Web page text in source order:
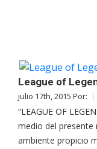
League of
julio 17th, 2015 Por:
“LEAGUE OF
medio del
ambiente propicio